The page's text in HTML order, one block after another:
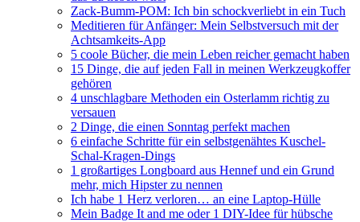
Zack-Bumm-POM: Ich bin schockverliebt in ein Tuch
Meditieren für Anfänger: Mein Selbstversuch mit der
Achtsamkeits-App
5 coole Bücher, die mein Leben reicher gemacht haben
15 Dinge, die auf jeden Fall in meinen Werkzeugkoffer
gehören
4 unschlagbare Methoden ein Osterlamm richtig zu
versauen
2 Dinge, die einen Sonntag perfekt machen
6 einfache Schritte für ein selbstgenähtes Kuschel-
Schal-Kragen-Dings
1 großartiges Longboard aus Hennef und ein Grund
mehr, mich Hipster zu nennen
Ich habe 1 Herz verloren… an eine Laptop-Hülle
Mein Badge It and me oder 1 DIY-Idee für hübsche